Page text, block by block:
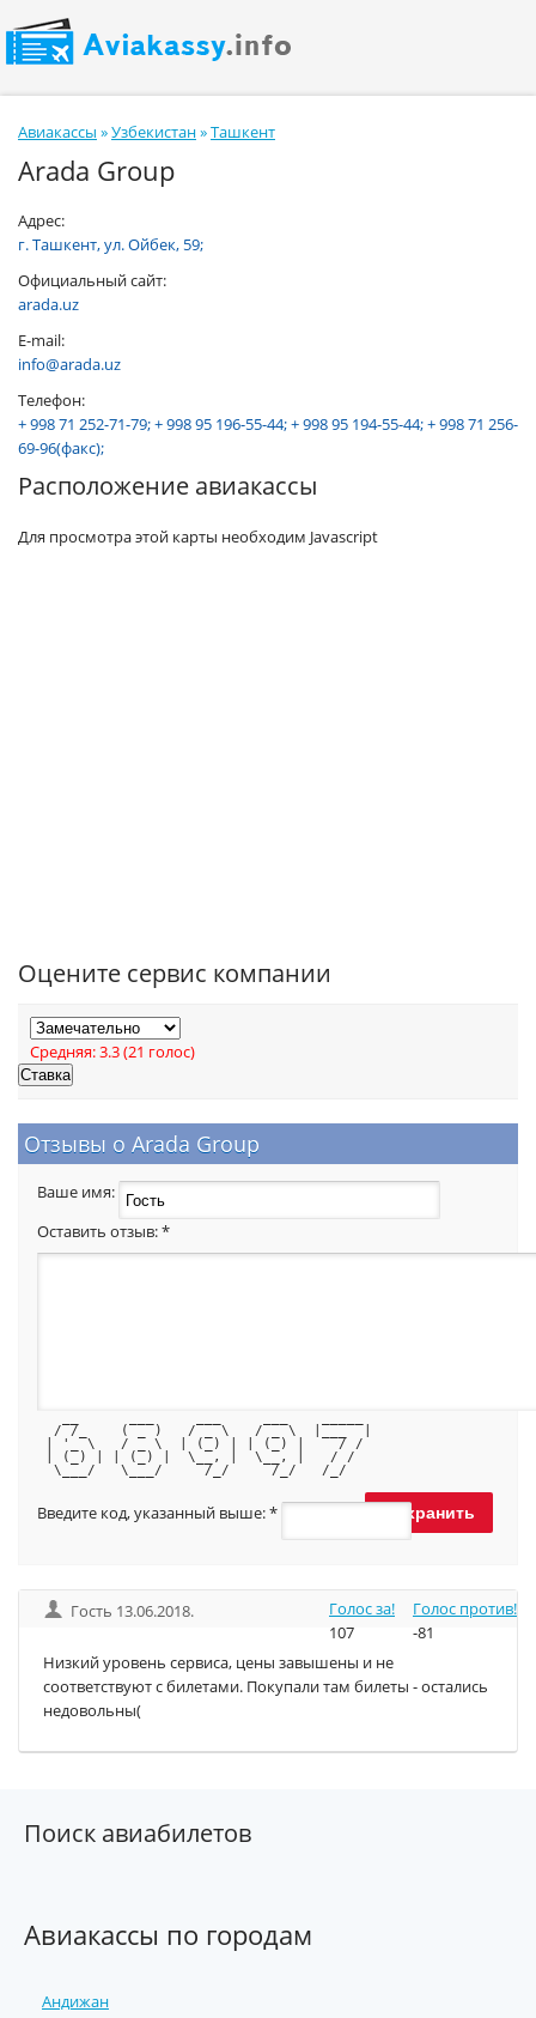
Авиакассы »Узбекистан»Ташкент
Arada Group
Адрес:
г. Ташкент, ул. Ойбек, 59;
Официальный сайт:
arada.uz
E-mail:
info@arada.uz
Телефон:
+ 998 71 252-71-79; + 998 95 196-55-44; + 998 95 194-55-44; + 998 71 256-
69-96(факс);
Расположение авиакассы
Для просмотра этой карты необходим Javascript
Оцените сервис компании
Средняя:3.3(21 голос)
Отзывы о Arada Group
Ваше имя:
Оставить отзыв:*
  / /_    ( _ )   / _ \   / _ \  |___  |
| '_ \   / _ \  | (_) | | (_) |    / /
| (_) | | (_) |  \__, |  \__, |   / /
  \___/   \___/     /_/     /_/   /_/
Введите код, указанный выше:*
Гость 13.06.2018.
Голос за!
107
Голос против!
-81
Низкий уровень сервиса, цены завышены и не
соответствуют с билетами. Покупали там билеты - остались
недовольны(
Поиск авиабилетов
Авиакассы по городам
Андижан